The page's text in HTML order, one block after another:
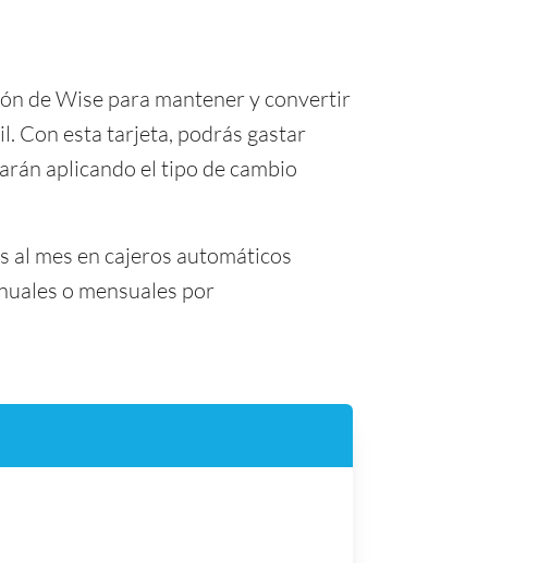
de Wise para mantener y convertir
Con esta tarjeta, podrás gastar
aplicando el tipo de cambio
mes en cajeros automáticos
o mensuales por